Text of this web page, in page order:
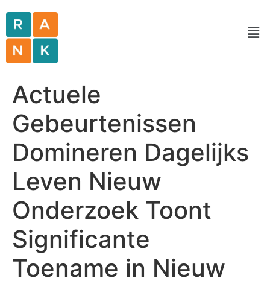
Actuele
Gebeurtenissen
Domineren Dagelijks
Leven Nieuw
Onderzoek Toont
Significante
Toename in Nieuw